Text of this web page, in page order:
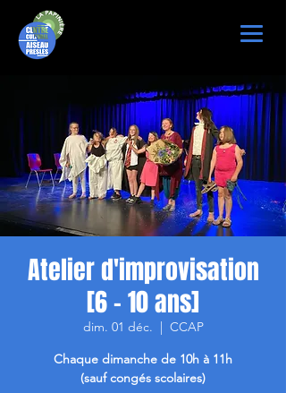
Atelier d'improvisation
[6 - 10 ans]
dim. 01 déc.
  |
CCAP
Chaque dimanche de 10h à 11h
(sauf congés scolaires)